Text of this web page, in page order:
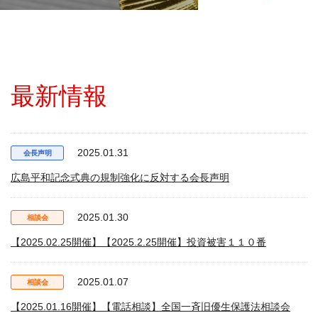
最新情報
会長声明 2025.01.31
広島平和記念式典の規制強化に反対する会長声明
相談会 2025.01.30
【2025.02.25開催】【2025.2.25開催】投資被害１１０番
相談会 2025.01.07
【2025.01.16開催】【電話相談】全国一斉旧優生保護法相談会